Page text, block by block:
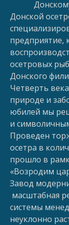
Донской
предприятие,
осетровых
Донского
Четверть
природе и
юбилей мы
и
Проведен
осетра в
прошло в
«Возродим
Завод
масштабная
системы
неуклонно